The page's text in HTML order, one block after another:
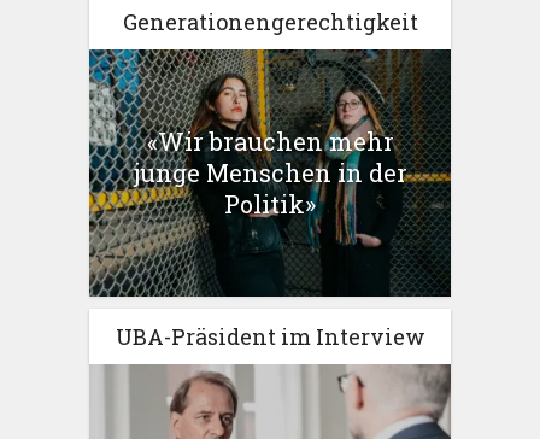
Generationengerechtigkeit
«Wir brauchen mehr
junge Menschen in der
Politik»
UBA-Präsident im Interview